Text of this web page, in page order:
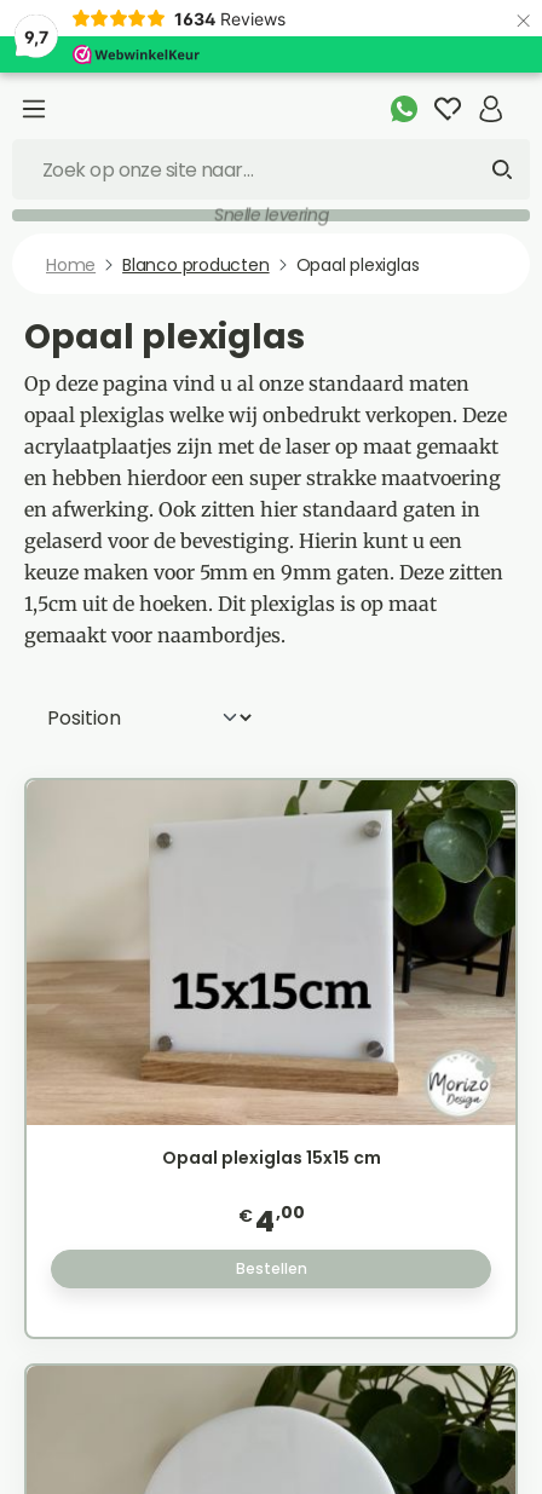
9,7
1634 Reviews ×
Snelle levering
Home Blanco producten Opaal plexiglas
Opaal plexiglas
Op deze pagina vind u al onze standaard maten
opaal plexiglas welke wij onbedrukt verkopen. Deze
acrylaatplaatjes zijn met de laser op maat gemaakt
en hebben hierdoor een super strakke maatvoering
en afwerking. Ook zitten hier standaard gaten in
gelaserd voor de bevestiging. Hierin kunt u een
keuze maken voor 5mm en 9mm gaten. Deze zitten
1,5cm uit de hoeken. Dit plexiglas is op maat
gemaakt voor naambordjes.
Opaal plexiglas 15x15 cm
€4,00
Bestellen